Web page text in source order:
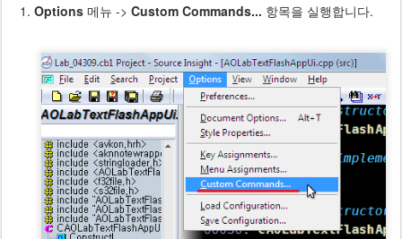
Options 메뉴 -> Custom Commands... 항목을 실행합니다.